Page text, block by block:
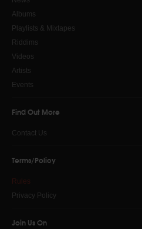
Albums
Playlists & Mixtapes
Riddims
Videos
Artists
Events
Find Out More
Contact Us
Terms/Policy
Rules
Privacy Policy
Join Us On